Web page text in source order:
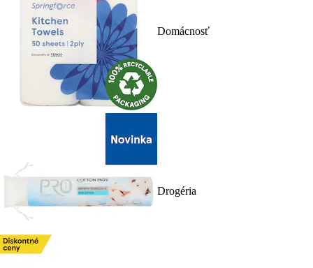
Domácnosť
Drogéria